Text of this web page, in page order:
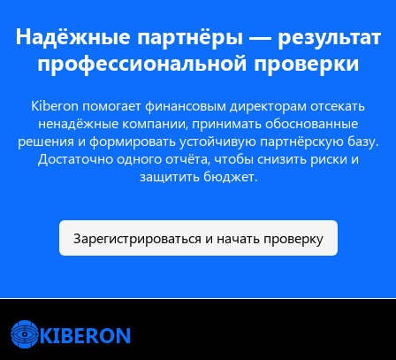
Надёжные партнёры — результат
профессиональной проверки
Kiberon помогает финансовым директорам отсекать
ненадёжные компании, принимать обоснованные
решения и формировать устойчивую партнёрскую базу.
Достаточно одного отчёта, чтобы снизить риски и
защитить бюджет.
Зарегистрироваться и начать проверку
KIBERON